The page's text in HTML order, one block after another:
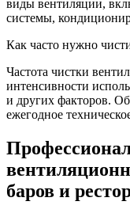
виды вентиляции,
системы,
Как часто нужно
Частота чистки
интенсивности
и других факторов.
ежегодное
баров и